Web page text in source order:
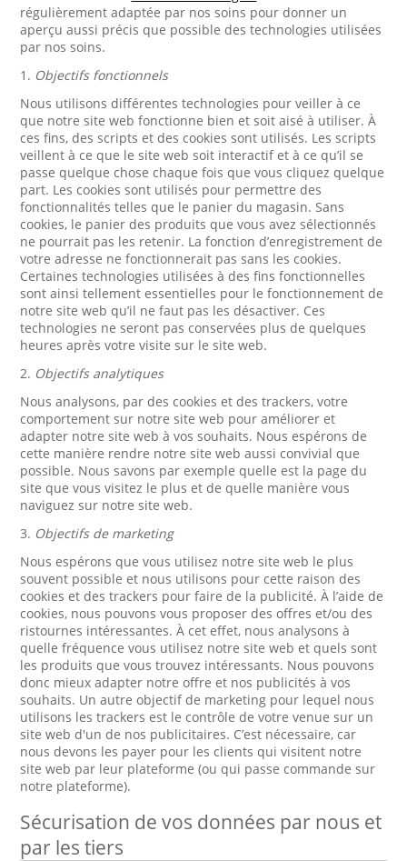
régulièrement adaptée par nos soins pour donner un
aperçu aussi précis que possible des technologies utilisées
par nos soins.
1. Objectifs fonctionnels
Nous utilisons différentes technologies pour veiller à ce
que notre site web fonctionne bien et soit aisé à utiliser. À
ces fins, des scripts et des cookies sont utilisés. Les scripts
veillent à ce que le site web soit interactif et à ce qu’il se
passe quelque chose chaque fois que vous cliquez quelque
part. Les cookies sont utilisés pour permettre des
fonctionnalités telles que le panier du magasin. Sans
cookies, le panier des produits que vous avez sélectionnés
ne pourrait pas les retenir. La fonction d’enregistrement de
votre adresse ne fonctionnerait pas sans les cookies.
Certaines technologies utilisées à des fins fonctionnelles
sont ainsi tellement essentielles pour le fonctionnement de
notre site web qu’il ne faut pas les désactiver. Ces
technologies ne seront pas conservées plus de quelques
heures après votre visite sur le site web.
2. Objectifs analytiques
Nous analysons, par des cookies et des trackers, votre
comportement sur notre site web pour améliorer et
adapter notre site web à vos souhaits. Nous espérons de
cette manière rendre notre site web aussi convivial que
possible. Nous savons par exemple quelle est la page du
site que vous visitez le plus et de quelle manière vous
naviguez sur notre site web.
3. Objectifs de marketing
Nous espérons que vous utilisez notre site web le plus
souvent possible et nous utilisons pour cette raison des
cookies et des trackers pour faire de la publicité. À l’aide de
cookies, nous pouvons vous proposer des offres et/ou des
ristournes intéressantes. À cet effet, nous analysons à
quelle fréquence vous utilisez notre site web et quels sont
les produits que vous trouvez intéressants. Nous pouvons
donc mieux adapter notre offre et nos publicités à vos
souhaits. Un autre objectif de marketing pour lequel nous
utilisons les trackers est le contrôle de votre venue sur un
site web d'un de nos publicitaires. C’est nécessaire, car
nous devons les payer pour les clients qui visitent notre
site web par leur plateforme (ou qui passe commande sur
notre plateforme).
Sécurisation de vos données par nous et
par les tiers